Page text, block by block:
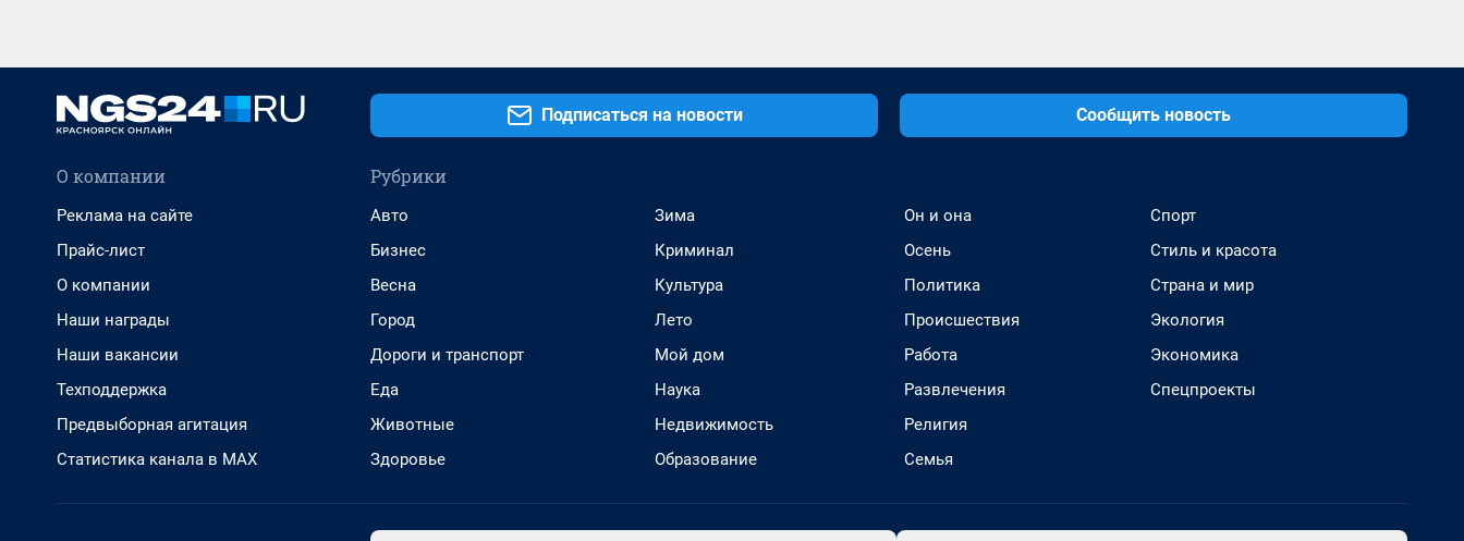
Подписаться на новости Сообщить новость
О компании
Реклама на сайте
Прайс-лист
О компании
Наши награды
Наши вакансии
Техподдержка
Предвыборная агитация
Статистика канала в MAX
Рубрики
Авто
Бизнес
Весна
Город
Дороги и транспорт
Еда
Животные
Здоровье
Зима
Криминал
Культура
Лето
Мой дом
Наука
Недвижимость
Образование
Он и она
Осень
Политика
Происшествия
Работа
Развлечения
Религия
Семья
Спорт
Стиль и красота
Страна и мир
Экология
Экономика
Спецпроекты